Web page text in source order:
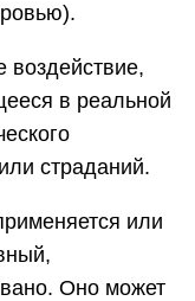
воздействие,
в реальной
страданий.
или
Оно может